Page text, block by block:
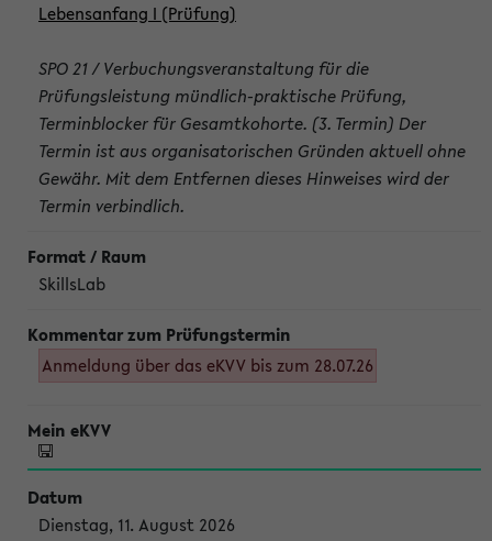
Lebensanfang I (Prüfung)
SPO 21 / Verbuchungsveranstaltung für die
Prüfungsleistung mündlich-praktische Prüfung,
Terminblocker für Gesamtkohorte. (3. Termin) Der
Termin ist aus organisatorischen Gründen aktuell ohne
Gewähr. Mit dem Entfernen dieses Hinweises wird der
Termin verbindlich.
SkillsLab
Anmeldung über das eKVV bis zum 28.07.26
Dienstag, 11. August 2026